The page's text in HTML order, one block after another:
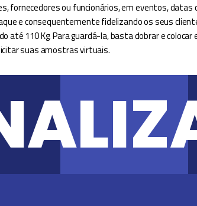
fornecedores ou funcionários, em eventos,
e consequentemente fidelizando os seus
110 Kg. Para guardá-la, basta dobrar e
suas amostras virtuais.